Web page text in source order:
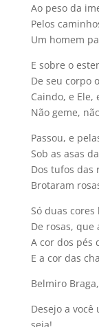
Ao peso da
Pelos
Um homem
E sobre o
De seu corpo
Caindo, e
Não geme,
Passou, e
Sob as asas
Dos tufos das
Brotaram
Só duas cores
De rosas, que
A cor dos pés
E a cor das
Belmiro
Desejo a